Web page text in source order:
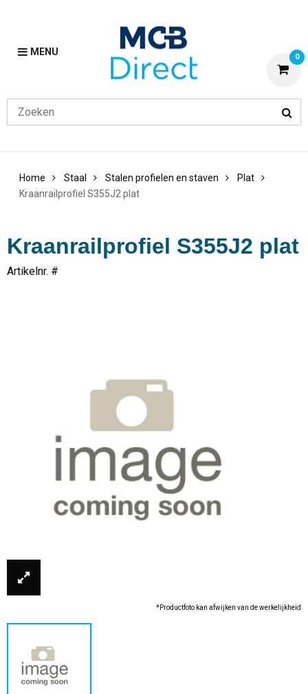
MENU 0
Home Staal Stalen profielen en staven
Plat
Kraanrailprofiel S355J2 plat
Kraanrailprofiel S355J2 plat
Artikelnr. #
*Productfoto kan afwijken van de werkelijkheid